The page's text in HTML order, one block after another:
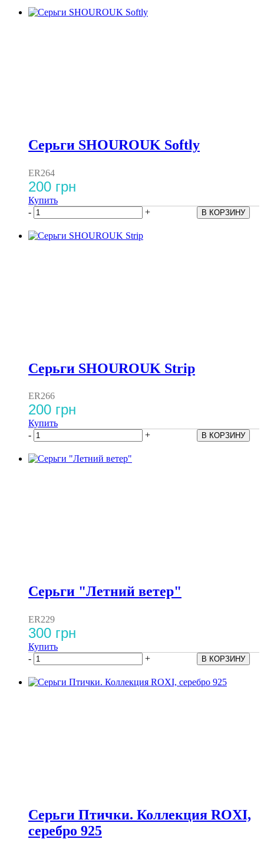
Серьги SHOUROUK Softly
ER264
200 грн
Купить
-
+
Серьги SHOUROUK Strip
ER266
200 грн
Купить
-
+
Серьги "Летний ветер"
ER229
300 грн
Купить
-
+
Серьги Птички. Коллекция ROXI,
серебро 925